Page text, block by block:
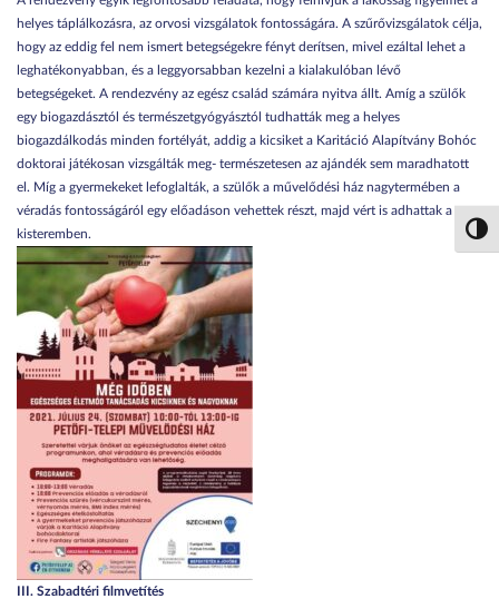
helyes táplálkozásra, az orvosi vizsgálatok fontosságára. A szűrővizsgálatok célja,
hogy az eddig fel nem ismert betegségekre fényt derítsen, mivel ezáltal lehet a
leghatékonyabban, és a leggyorsabban kezelni a kialakulóban lévő
betegségeket. A rendezvény az egész család számára nyitva állt. Amíg a szülők
egy biogazdásztól és természetgyógyásztól tudhatták meg a helyes
biogazdálkodás minden fortélyát, addig a kicsiket a Karitáció Alapítvány Bohóc
doktorai játékosan vizsgálták meg- természetesen az ajándék sem maradhatott
el. Míg a gyermekeket lefoglalták, a szülők a művelődési ház nagytermében a
véradás fontosságáról egy előadáson vehettek részt, majd vért is adhattak a
kisteremben.
III. Szabadtéri filmvetítés